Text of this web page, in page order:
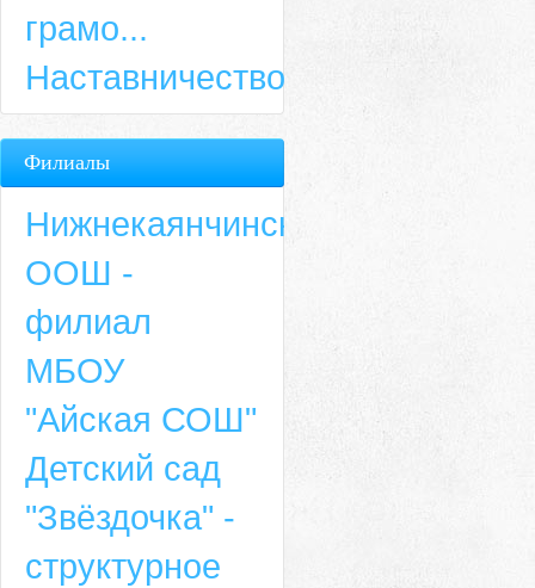
грамо...
Наставничество
Филиалы
Нижнекаянчинская
ООШ -
филиал
МБОУ
"Айская СОШ"
Детский сад
"Звёздочка" -
структурное